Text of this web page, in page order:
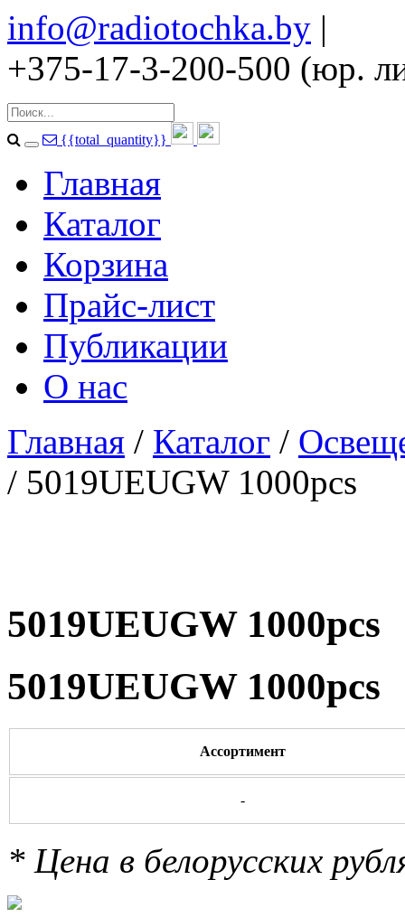
info@radiotochka.by |
+375-17-3-200-500 (юр.
{{total_quantity}}
Главная
Каталог
Корзина
Прайс-лист
Публикации
О нас
Главная / Каталог /
/ 5019UEUGW 1000pcs
5019UEUGW 1000pcs
5019UEUGW 1000pcs
Ассортимент
-
* Цена в белорусских